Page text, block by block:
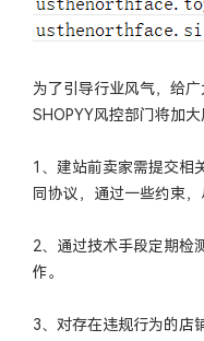
为了引导行业风气，给
SHOPYY风控部门将加
1、建站前卖家需提交相
同协议，通过一些约束
2、通过技术手段定期检
作。
3、对存在违规行为的店